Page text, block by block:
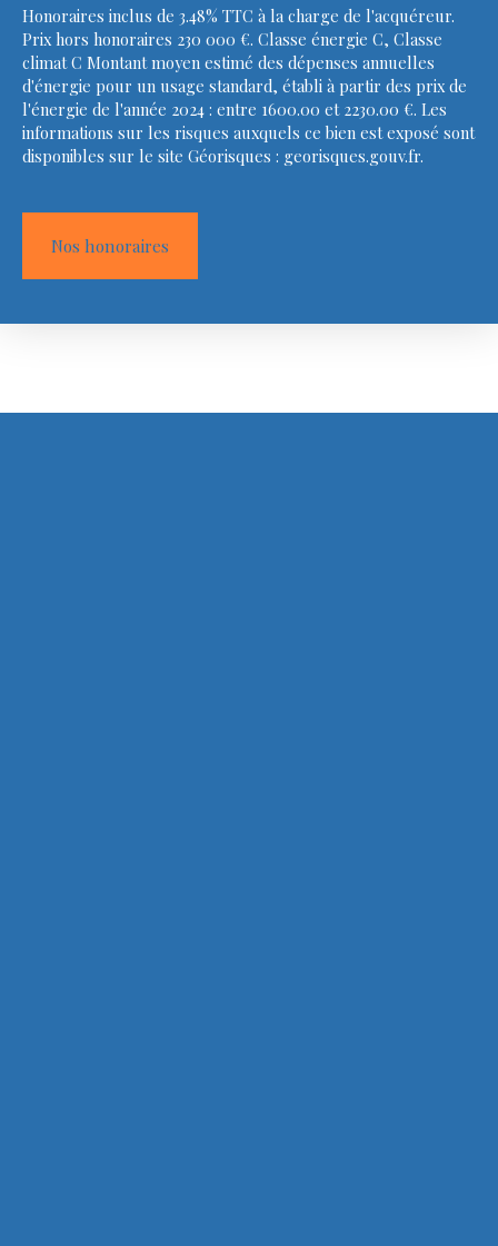
Honoraires inclus de 3.48% TTC à la charge de l'acquéreur.
Prix hors honoraires 230 000 €. Classe énergie C, Classe
climat C Montant moyen estimé des dépenses annuelles
d'énergie pour un usage standard, établi à partir des prix de
l'énergie de l'année 2024 : entre 1600.00 et 2230.00 €. Les
informations sur les risques auxquels ce bien est exposé sont
disponibles sur le site Géorisques : georisques.gouv.fr.
Nos honoraires